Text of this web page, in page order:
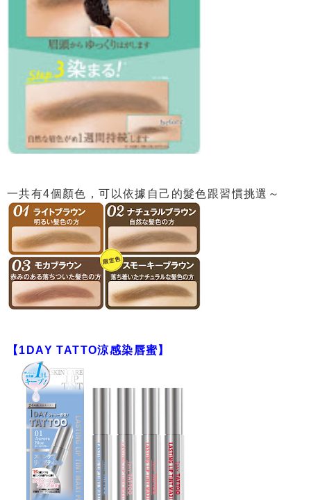
一共有4個顏色，可以依據自己的髮色跟習慣挑選～
【1DAY TATTO涼感染唇蜜】